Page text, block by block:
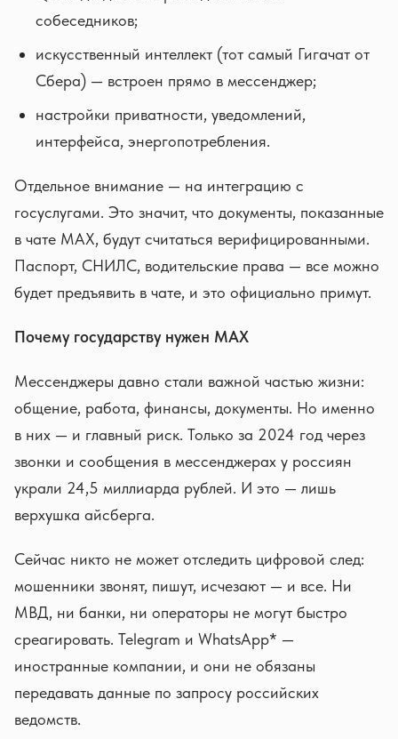
собеседников;
искусственный интеллект (тот самый Гигачат от
Сбера) — встроен прямо в мессенджер;
настройки приватности, уведомлений,
интерфейса, энергопотребления.
Отдельное внимание — на интеграцию с
госуслугами. Это значит, что документы, показанные
в чате MAX, будут считаться верифицированными.
Паспорт, СНИЛС, водительские права — все можно
будет предъявить в чате, и это официально примут.
Почему государству нужен MAX
Мессенджеры давно стали важной частью жизни:
общение, работа, финансы, документы. Но именно
в них — и главный риск. Только за 2024 год через
звонки и сообщения в мессенджерах у россиян
украли 24,5 миллиарда рублей. И это — лишь
верхушка айсберга.
Сейчас никто не может отследить цифровой след:
мошенники звонят, пишут, исчезают — и все. Ни
МВД, ни банки, ни операторы не могут быстро
среагировать. Telegram и WhatsApp* —
иностранные компании, и они не обязаны
передавать данные по запросу российских
ведомств.